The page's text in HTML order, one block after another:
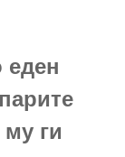
еден
ги